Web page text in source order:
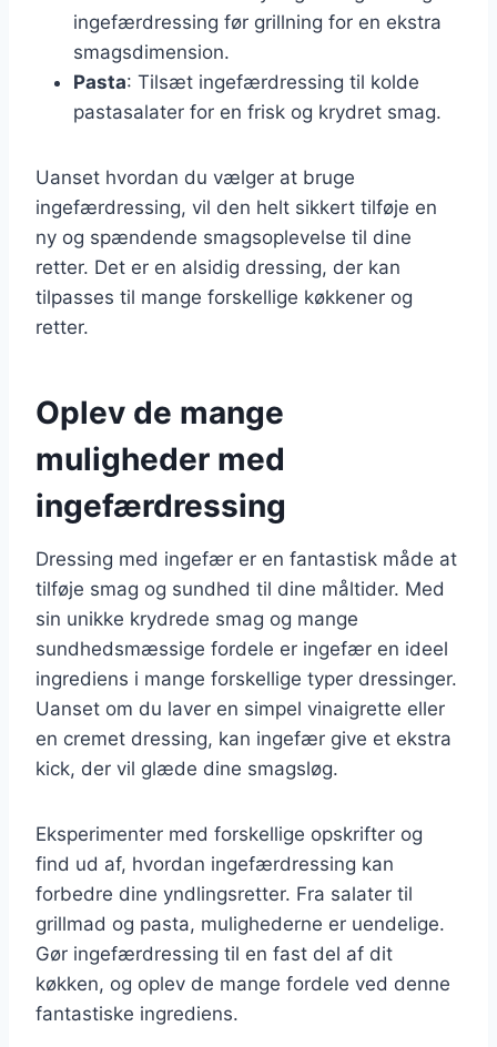
ingefærdressing før grillning for en ekstra
smagsdimension.
Pasta: Tilsæt ingefærdressing til kolde
pastasalater for en frisk og krydret smag.
Uanset hvordan du vælger at bruge
ingefærdressing, vil den helt sikkert tilføje en
ny og spændende smagsoplevelse til dine
retter. Det er en alsidig dressing, der kan
tilpasses til mange forskellige køkkener og
retter.
Oplev de mange
muligheder med
ingefærdressing
Dressing med ingefær er en fantastisk måde at
tilføje smag og sundhed til dine måltider. Med
sin unikke krydrede smag og mange
sundhedsmæssige fordele er ingefær en ideel
ingrediens i mange forskellige typer dressinger.
Uanset om du laver en simpel vinaigrette eller
en cremet dressing, kan ingefær give et ekstra
kick, der vil glæde dine smagsløg.
Eksperimenter med forskellige opskrifter og
find ud af, hvordan ingefærdressing kan
forbedre dine yndlingsretter. Fra salater til
grillmad og pasta, mulighederne er uendelige.
Gør ingefærdressing til en fast del af dit
køkken, og oplev de mange fordele ved denne
fantastiske ingrediens.